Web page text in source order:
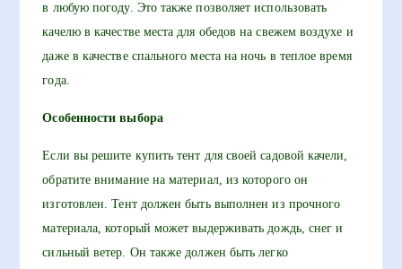
в любую погоду. Это также позволяет использовать
качелю в качестве места для обедов на свежем воздухе и
даже в качестве спального места на ночь в теплое время
года.
Особенности выбора
Если вы решите купить тент для своей садовой качели,
обратите внимание на материал, из которого он
изготовлен. Тент должен быть выполнен из прочного
материала, который может выдерживать дождь, снег и
сильный ветер. Он также должен быть легко